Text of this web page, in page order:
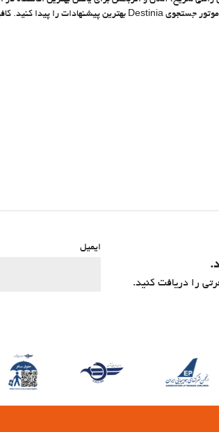
را دریافت کنید.
ایمیل